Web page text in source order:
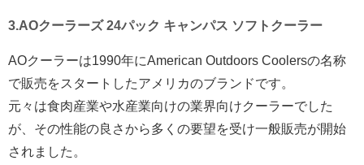
3.AOクーラーズ 24パック キャンパス ソフトクーラー
AOクーラーは1990年にAmerican Outdoors Coolersの名称
で販売をスタートしたアメリカのブランドです。
元々は食肉産業や水産業向けの業界向けクーラーでした
が、その性能の良さから多くの要望を受け一般販売が開始
されました。